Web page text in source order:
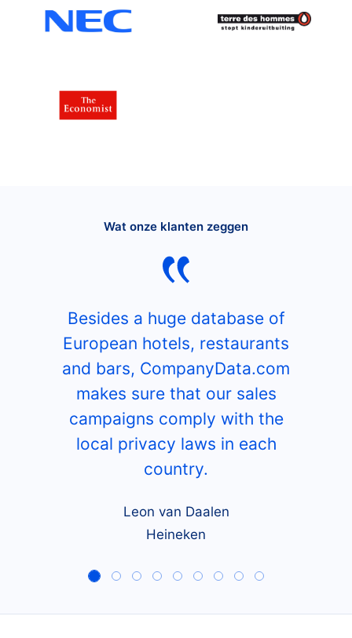
Wat onze klanten zeggen
Besides a huge database of
European hotels, restaurants
and bars, CompanyData.com
makes sure that our sales
campaigns comply with the
local privacy laws in each
country.
Leon van Daalen
Heineken